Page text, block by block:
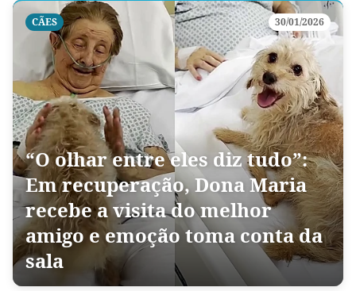
CÃES 30/01/2026
“O olhar entre eles diz tudo”:
Em recuperação, Dona Maria
recebe a visita do melhor
amigo e emoção toma conta da
sala